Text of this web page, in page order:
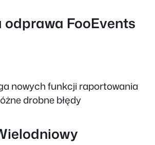
odprawa FooEvents
nowych funkcji raportowania
drobne błędy